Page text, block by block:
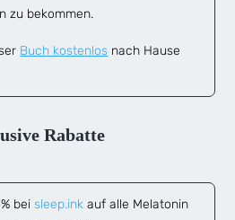
zu bekommen.
Buch kostenlos nach Hause
Rabatte
beisleep.ink auf alle Melatonin